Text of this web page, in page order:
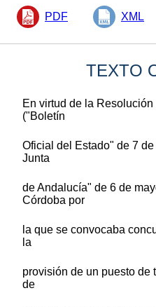
PDF XML
TEXTO
En virtud de la
("Boletín
Oficial del Estado" de 7
Junta
de Andalucía" de 6 de
Córdoba por
la que se convocaba
la
provisión de un puesto de
de